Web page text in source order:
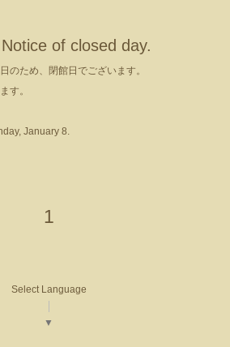
of closed day.
のため、閉館日でございます。
す。
January 8.
1
Select Language
▼